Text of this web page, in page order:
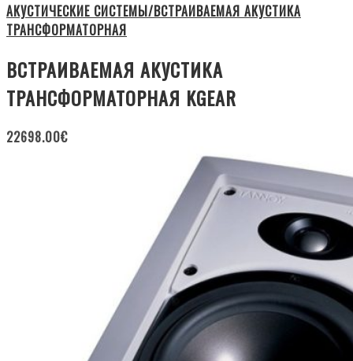
АКУСТИЧЕСКИЕ СИСТЕМЫ/ВСТРАИВАЕМАЯ АКУСТИКА
ТРАНСФОРМАТОРНАЯ
ВСТРАИВАЕМАЯ АКУСТИКА
ТРАНСФОРМАТОРНАЯ KGEAR
22698.00€